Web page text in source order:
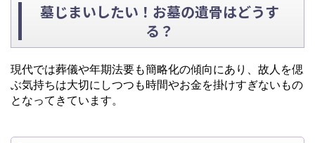
墓じまいしたい！お墓の遺骨はどうす
る？
現代では葬儀や年期法要も簡略化の傾向にあり、故人を偲
ぶ気持ちは大切にしつつも時間やお金を掛けすぎないもの
となってきています。